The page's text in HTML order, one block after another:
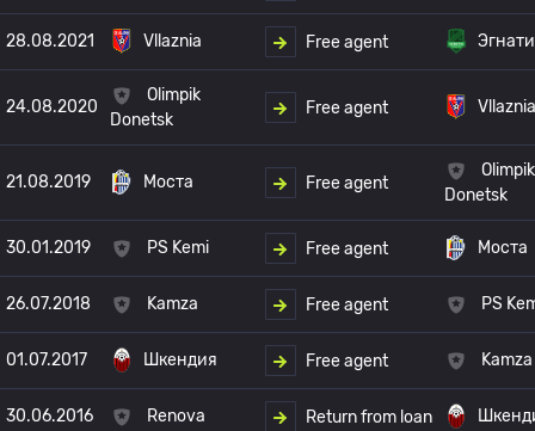
28.08.2021 Vllaznia Free agent
24.08.2020
Olimpik
Donetsk
Free agent Vllaznia
21.08.2019 Моста Free agent
Olimpik
Donetsk
30.01.2019 PS Kemi Free agent Моста
26.07.2018 Kamza Free agent PS
01.07.2017 Шкендия Free agent Kamza
30.06.2016 Renova Return from loan